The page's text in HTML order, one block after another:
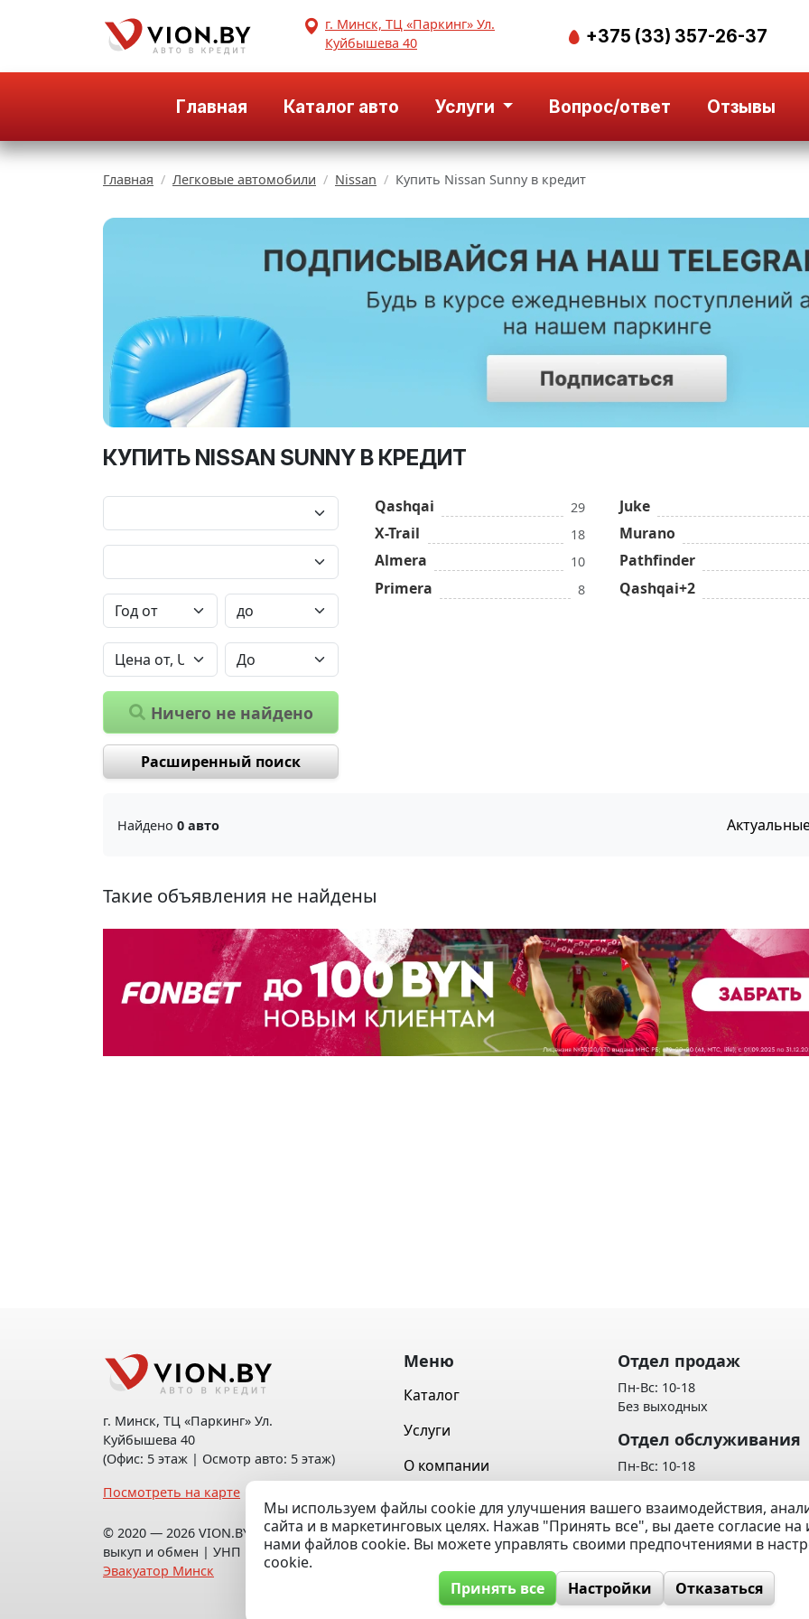
г. Минск, ТЦ «Паркинг» Ул.
Куйбышева 40
+375 (33) 357-26-37
Главная Каталог авто Услуги Вопрос/ответ Отзывы
Главная Легковые автомобили Nissan Купить Nissan Sunny в кредит
КУПИТЬ NISSAN SUNNY В КРЕДИТ
Ничего не найдено
Расширенный поиск
Qashqai 29
X-Trail 18
Almera 10
Primera 8
Juke
Murano
Pathfinder
Qashqai+2
Найдено 0 авто
Такие объявления не найдены
г. Минск, ТЦ «Паркинг» Ул.
Куйбышева 40
(Офис: 5 этаж | Осмотр авто: 5 этаж)
Посмотреть на карте
© 2020 — 2026 VION.BY — Продажа,
выкуп и обмен | УНП 192961100 |
Эвакуатор Минск
Меню
Каталог
Услуги
О компании
Контакты
Вопрос / Ответ
Отдел продаж
Пн-Вс: 10-18
Без выходных
Отдел обслуживания
Пн-Вс: 10-18
Без выходных
Политика обработки
данных
Мы используем файлы cookie для улучшения вашего взаимодействия,
сайта и в маркетинговых целях. Нажав "Принять все", вы даете согласие
нами файлов cookie. Вы можете управлять своими предпочтениями в
cookie.
Принять все
Настройки Отказаться